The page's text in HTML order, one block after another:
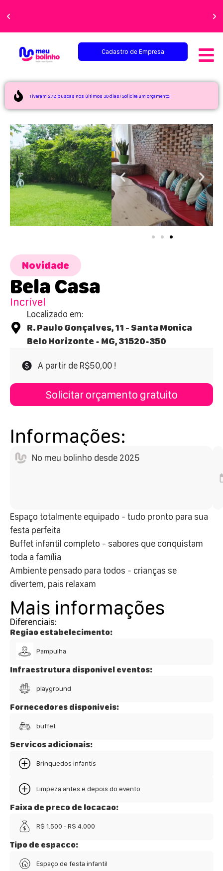
perfeita!
Cadastro de Empresa
Tiveram 272 buscas nos últimos 30 dias! Solicite um orçamento!
Novidade
Bela Casa
Incrível
Localizado em:
R. Paulo Gonçalves, 11 - Santa Monica
Belo Horizonte - MG, 31520-350
A partir de R$50,00 !
Solicitar orçamento gratuito
Informações:
No meu bolinho desde 2025
Espaço totalmente equipado - tudo pronto para sua
festa perfeita
Buffet infantil completo - sabores que conquistam
toda a família
Ambiente pensado para todos - crianças se
divertem, pais relaxam
Mais informações
Diferenciais:
Regiao estabelecimento:
Pampulha
Infraestrutura disponivel eventos:
playground
Fornecedores disponiveis:
buffet
Servicos adicionais:
Brinquedos infantis
Limpeza antes e depois do evento
Faixa de preco de locacao:
R$ 1.500 - R$ 4.000
Tipo de espacco:
Espaço de festa infantil